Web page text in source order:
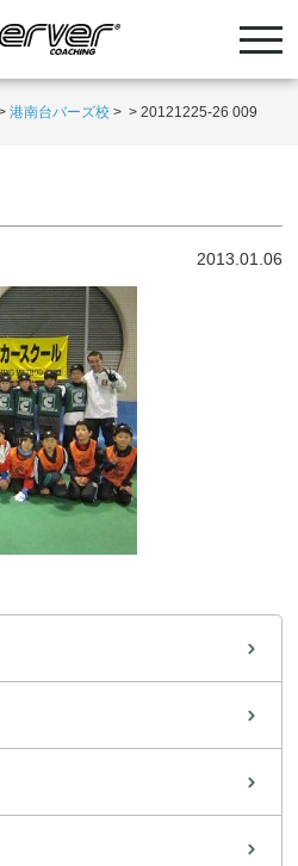
港南台バーズ校 > >20121225-26 009
2013.01.06